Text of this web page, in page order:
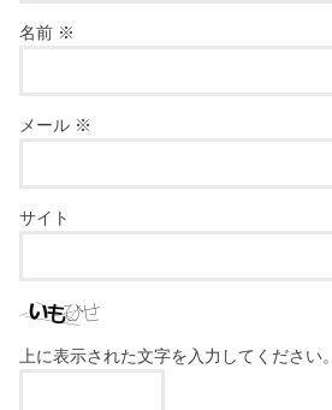
名前 ※
メール ※
サイト
上に表示された文字を入力してください。